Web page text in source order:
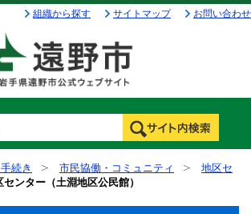
組織から探す サイトマップ お問い合わせ
続き 市民協働・コミュニティ
地区セ
センター（土淵地区公民館）